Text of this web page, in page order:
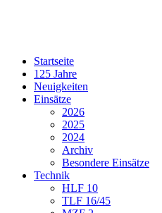
Startseite
125 Jahre
Neuigkeiten
Einsätze
2026
2025
2024
Archiv
Besondere Einsätze
Technik
HLF 10
TLF 16/45